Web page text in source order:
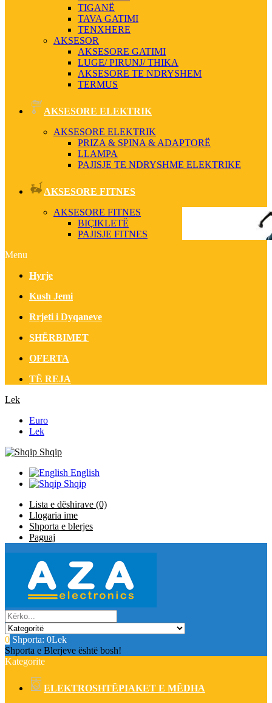
TIGANË
TAVA GATIMI
TENXHERE
AKSESOR
AKSESORE GATIMI
LUGE/ PIRUNJ/ THIKA
AKSESORE TE NDRYSHEM
TERMUS
AKSESORE ELEKTRIK
AKSESORE ELEKTRIK
PRIZA & SPINA & ADAPTORË
LLAMPA
PAJISJE TE NDRYSHME ELEKTRIKE
AKSESORE FITNES
AKSESORE FITNES
BIÇIKLETË
PAJISJE FITNES
Menu
Hyrje
Kush Jemi
Rrjeti i Dyqaneve
SHËRBIMET
OFERTA
TË REJA
Lek
Euro
Lek
Shqip
English
Shqip
Lista e dëshirave (0)
Llogaria ime
Shporta e blerjes
Paguaj
0 Shporta: 0Lek
Shporta e Blerjeve është bosh!
Kategorite
ELEKTROSHTËPIAKET E MËDHA